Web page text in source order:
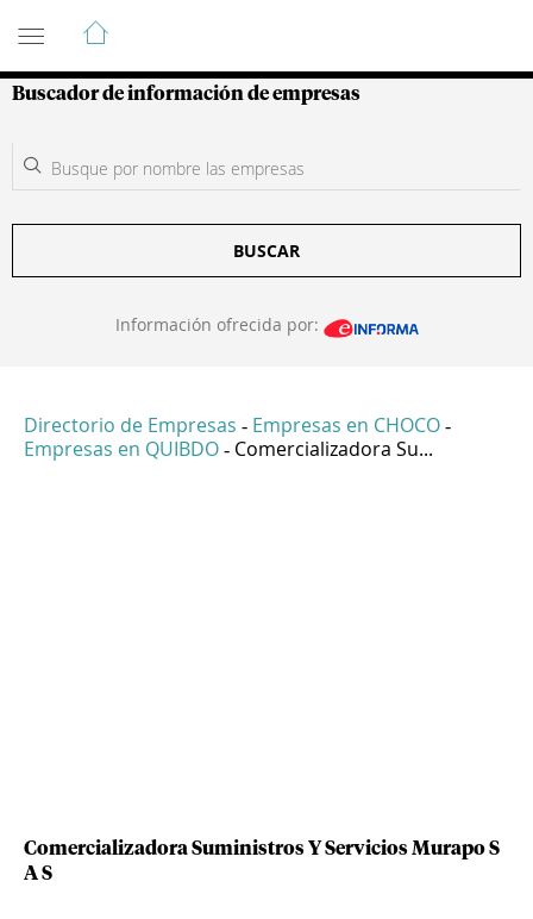
Guía de Empresas Colombianas
Buscador de información de empresas
BUSCAR
Información ofrecida por:
Directorio de Empresas - Empresas en CHOCO -
Empresas en QUIBDO - Comercializadora Su...
Comercializadora Suministros Y Servicios Murapo S
A S